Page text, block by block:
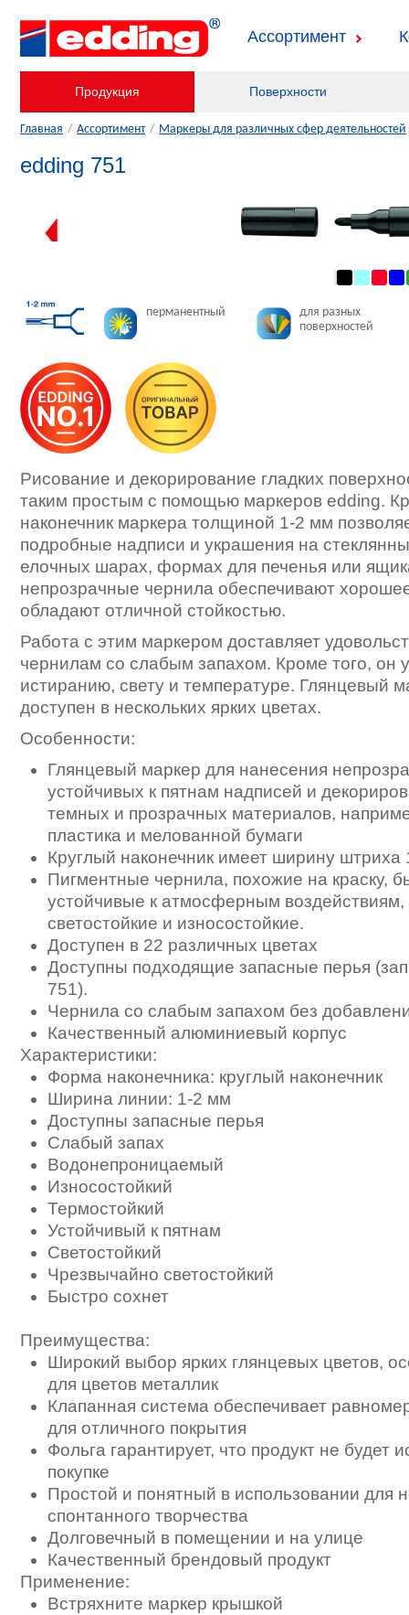
Ассортимент
Продукция Поверхности
Главная / Ассортимент / Маркеры для различных сфер деятельностей
edding 751
перманентный
для разных
поверхностей
Рисование и декорирование гладких
таким простым с помощью маркеров edding.
наконечник маркера толщиной 1-2 мм
подробные надписи и украшения на
елочных шарах, формах для печенья или
непрозрачные чернила обеспечивают
обладают отличной стойкостью.
Работа с этим маркером доставляет
чернилам со слабым запахом. Кроме того, он
истиранию, свету и температуре. Глянцевый
доступен в нескольких ярких цветах.
Особенности:
Глянцевый маркер для нанесения
устойчивых к пятнам надписей и
темных и прозрачных материалов,
пластика и мелованной бумаги
Круглый наконечник имеет ширину штриха
Пигментные чернила, похожие на краску,
устойчивые к атмосферным
светостойкие и износостойкие.
Доступен в 22 различных цветах
Доступны подходящие запасные перья
751).
Чернила со слабым запахом без
Качественный алюминиевый корпус
Характеристики:
Форма наконечника: круглый наконечник
Ширина линии: 1-2 мм
Доступны запасные перья
Слабый запах
Водонепроницаемый
Износостойкий
Термостойкий
Устойчивый к пятнам
Светостойкий
Чрезвычайно светостойкий
Быстро сохнет
Преимущества:
Широкий выбор ярких глянцевых цветов,
для цветов металлик
Клапанная система обеспечивает
для отличного покрытия
Фольга гарантирует, что продукт не будет
покупке
Простой и понятный в использовании для
спонтанного творчества
Долговечный в помещении и на улице
Качественный брендовый продукт
Применение:
Встряхните маркер крышкой